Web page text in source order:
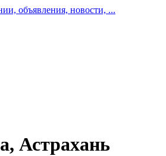
объявления, новости, ...
Астрахань